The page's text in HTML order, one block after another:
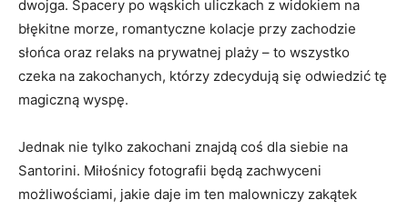
dwojga.‍ Spacery⁣ po wąskich uliczkach z widokiem na
błękitne morze, ‍romantyczne kolacje przy zachodzie
słońca oraz relaks ⁢na prywatnej⁢ plaży – to⁢ wszystko
czeka na ‌zakochanych, którzy zdecydują się⁢ odwiedzić tę
magiczną wyspę.
Jednak nie ‌tylko zakochani znajdą coś dla ​siebie na
Santorini. Miłośnicy fotografii będą zachwyceni
możliwościami, jakie daje im ten malowniczy‍ zakątek